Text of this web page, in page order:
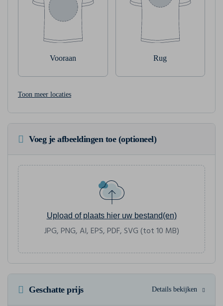
Vooraan Rug
Toon meer locaties
Voeg je afbeeldingen toe (optioneel)
Upload of plaats hier uw bestand(en)
JPG, PNG, AI, EPS, PDF, SVG (tot 10 MB)
Geschatte prijs Details bekijken